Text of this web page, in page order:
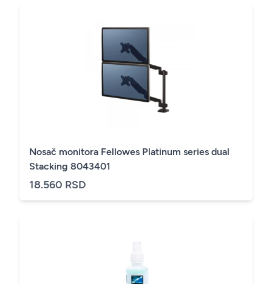
Nosač monitora Fellowes Platinum series dual
Stacking 8043401
18.560 RSD